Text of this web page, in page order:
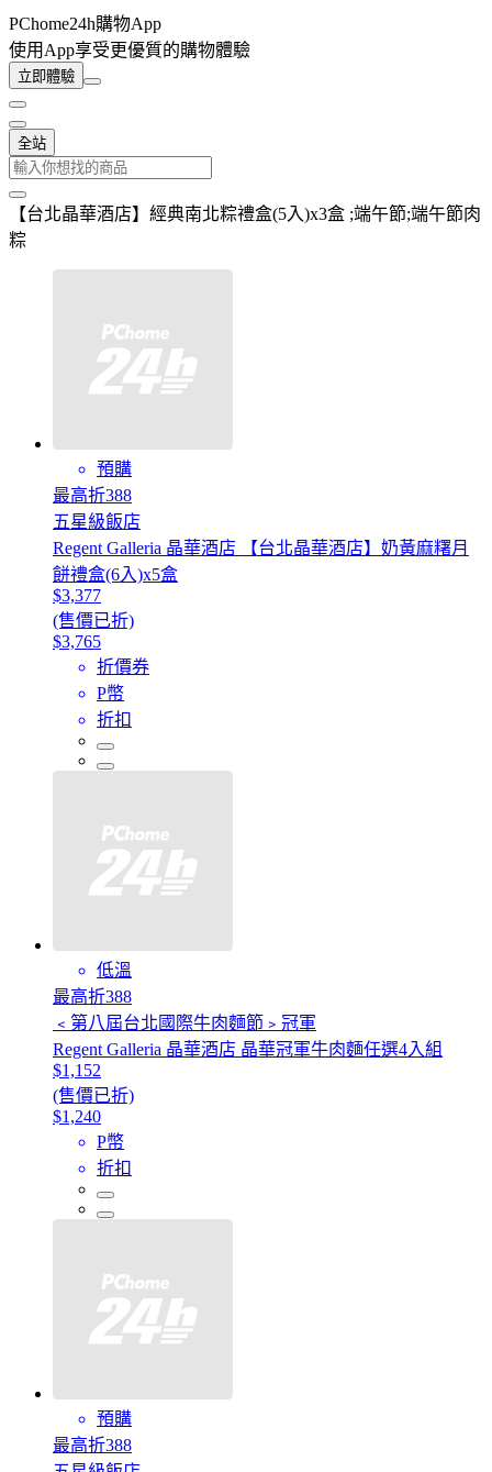
PChome24h購物App
使用App享受更優質的購物體驗
立即體驗
全站
【台北晶華酒店】經典南北粽禮盒(5入)x3盒 ;端午節;端午節肉
粽
預購
最高折388
五星級飯店
Regent Galleria 晶華酒店 【台北晶華酒店】奶黃麻糬月
餅禮盒(6入)x5盒
$3,377
(售價已折)
$3,765
折價券
P幣
折扣
低溫
最高折388
﹤第八屆台北國際牛肉麵節﹥冠軍
Regent Galleria 晶華酒店 晶華冠軍牛肉麵任選4入組
$1,152
(售價已折)
$1,240
P幣
折扣
預購
最高折388